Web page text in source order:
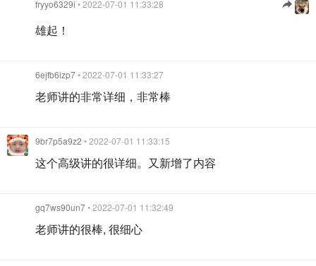
fryyo6329i • 2022-07-01 11:33:28
雄起！
6ejfb6izp7• 2022-07-01 11:33:27
老师讲的非常详细，非常棒
9br7p5a9z2 • 2022-07-01 11:33:15
这个高级讲的很详细。又新增了内容
gq7ws90un7• 2022-07-01 11:32:49
老师讲的很棒, 很细心